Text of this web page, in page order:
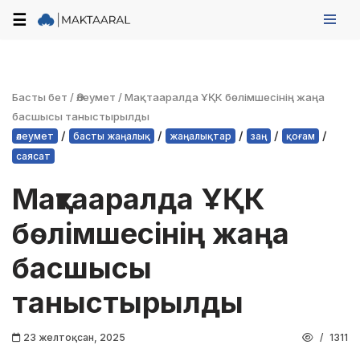
☰
Басты бет /Әлеумет /Мақтааралда ҰҚК бөлімшесінің жаңа
басшысы таныстырылды
әлеумет / басты жаңалық / жаңалықтар / заң / қоғам /
саясат
Мақтааралда ҰҚК
бөлімшесінің жаңа
басшысы
таныстырылды
23 желтоқсан, 2025 1311